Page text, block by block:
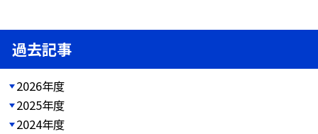
過去記事
2026年度
2025年度
2024年度